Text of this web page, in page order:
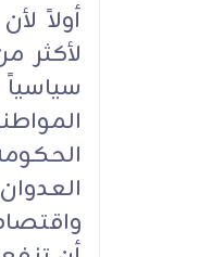
أولاً
لأكثر